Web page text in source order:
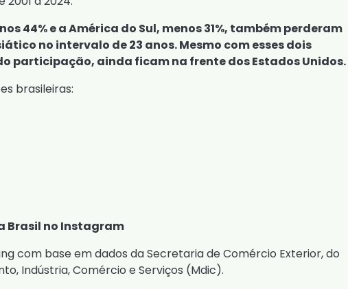
44% e a América do Sul, menos 31%, também perderam
no intervalo de 23 anos. Mesmo com esses dois
participação, ainda ficam na frente dos Estados Unidos.
brasileiras:
Brasil no Instagram
com base em dados da Secretaria de Comércio Exterior, do
Indústria, Comércio e Serviços (Mdic).